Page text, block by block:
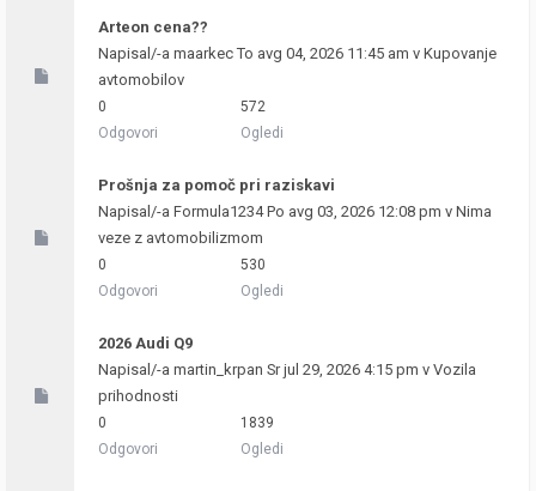
Arteon cena??
Napisal/-a maarkecTo avg 04, 2026 11:45 am v Kupovanje
avtomobilov
0
Odgovori
572
Ogledi
Prošnja za pomoč pri raziskavi
Napisal/-a Formula1234Po avg 03, 2026 12:08 pm v Nima
veze z avtomobilizmom
0
Odgovori
530
Ogledi
2026 Audi Q9
Napisal/-a martin_krpan Sr jul 29, 2026 4:15 pm v Vozila
prihodnosti
0
Odgovori
1839
Ogledi